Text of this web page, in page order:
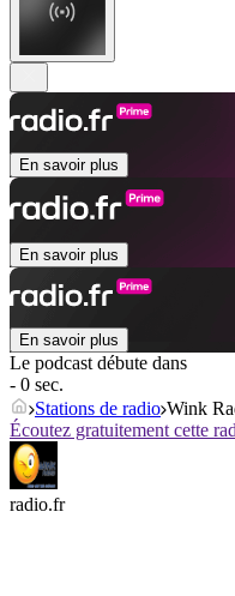
En savoir plus
En savoir plus
En savoir plus
Le podcast débute dans
- 0 sec.
Stations de radio Wink
Écoutez gratuitement cette
radio.fr